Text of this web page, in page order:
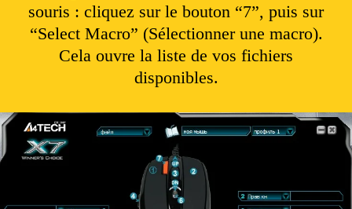
souris : cliquez sur le bouton “7”, puis sur
“Select Macro” (Sélectionner une macro).
Cela ouvre la liste de vos fichiers
disponibles.